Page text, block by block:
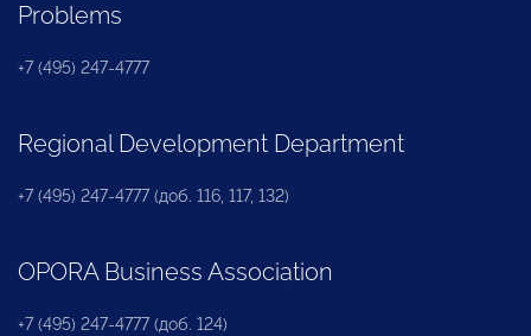
Problems
+7 (495) 247-4777
Regional Development Department
+7 (495) 247-4777 (доб. 116, 117, 132)
OPORA Business Association
+7 (495) 247-4777 (доб. 124)